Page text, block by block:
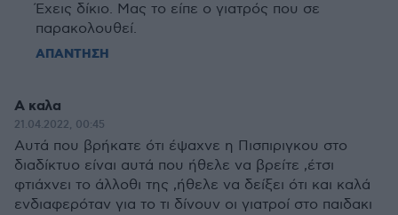
Έχεις δίκιο. Μας το είπε ο γιατρός που σε
παρακολουθεί.
ΑΠΑΝΤΗΣΗ
Α καλα
21.04.2022, 00:45
Αυτά που βρήκατε ότι έψαχνε η Πισπιριγκου στο
διαδίκτυο είναι αυτά που ήθελε να βρείτε ,έτσι
φτιάχνει το άλλοθι της ,ήθελε να δείξει ότι και καλά
ενδιαφερόταν για το τι δίνουν οι γιατροί στο παιδακι